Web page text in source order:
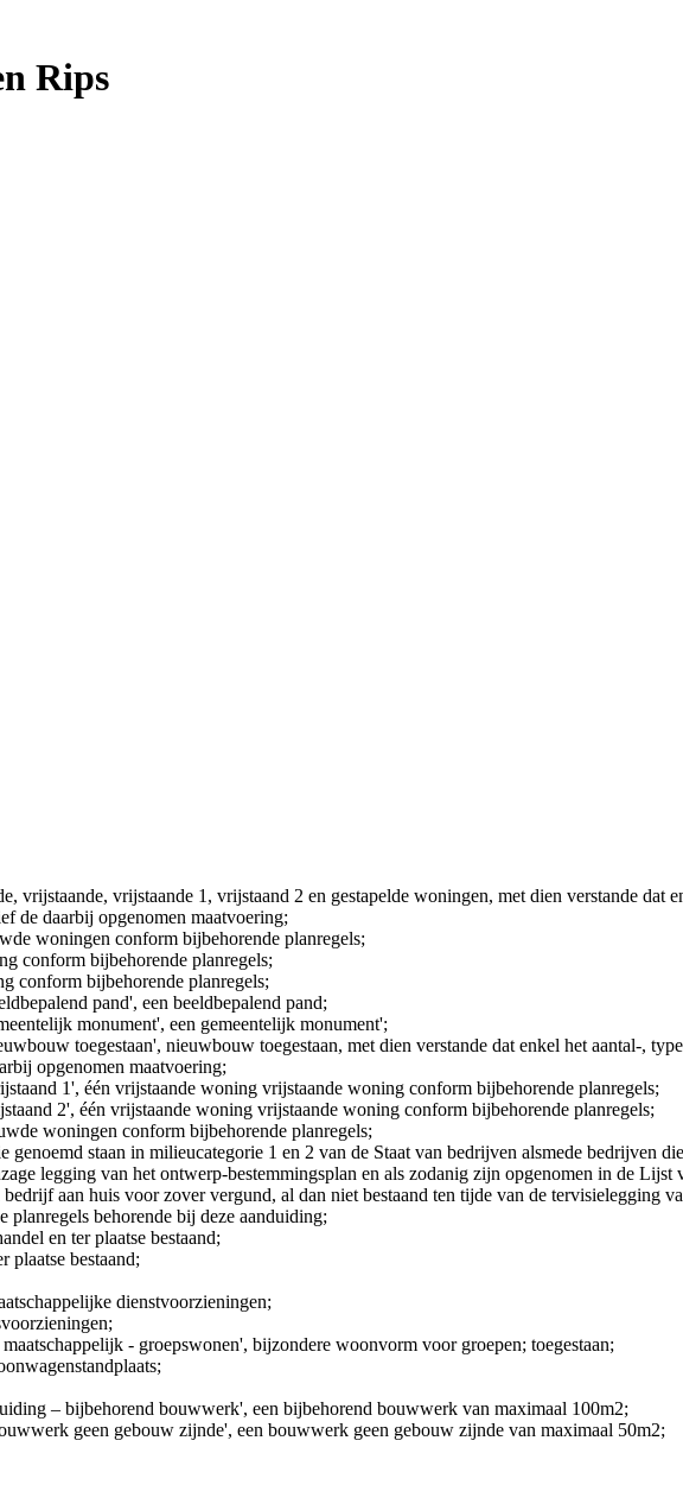
Rips
vrijstaande, vrijstaande 1, vrijstaand 2 en gestapelde woningen, met dien verstande dat
de daarbij opgenomen maatvoering;
woningen conform bijbehorende planregels;
conform bijbehorende planregels;
conform bijbehorende planregels;
pand', een beeldbepalend pand;
monument', een gemeentelijk monument';
toegestaan', nieuwbouw toegestaan, met dien verstande dat enkel het aantal-,
opgenomen maatvoering;
1', één vrijstaande woning vrijstaande woning conform bijbehorende planregels;
2', één vrijstaande woning vrijstaande woning conform bijbehorende planregels;
woningen conform bijbehorende planregels;
staan in milieucategorie 1 en 2 van de Staat van bedrijven alsmede bedrijven
legging van het ontwerp-bestemmingsplan en als zodanig zijn opgenomen in de Lijst
aan huis voor zover vergund, al dan niet bestaand ten tijde van de tervisielegging
behorende bij deze aanduiding;
en ter plaatse bestaand;
plaatse bestaand;
dienstvoorzieningen;
- groepswonen', bijzondere woonvorm voor groepen; toegestaan;
– bijbehorend bouwwerk', een bijbehorend bouwwerk van maximaal 100m2;
geen gebouw zijnde', een bouwwerk geen gebouw zijnde van maximaal 50m2;